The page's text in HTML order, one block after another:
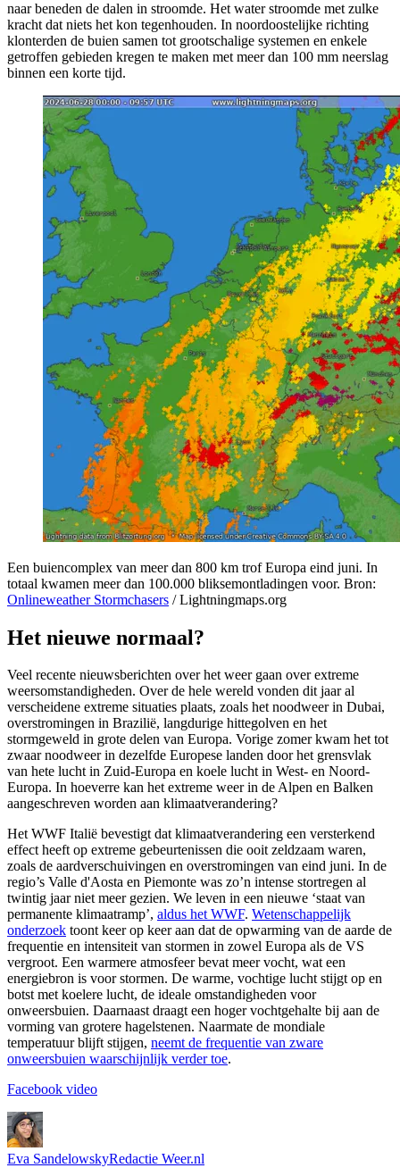
naar beneden de dalen in stroomde. Het water stroomde met zulke
kracht dat niets het kon tegenhouden. In noordoostelijke richting
klonterden de buien samen tot grootschalige systemen en enkele
getroffen gebieden kregen te maken met meer dan 100 mm neerslag
binnen een korte tijd.
Een buiencomplex van meer dan 800 km trof Europa eind juni. In
totaal kwamen meer dan 100.000 bliksemontladingen voor. Bron:
Onlineweather Stormchasers / Lightningmaps.org
Het nieuwe normaal?
Veel recente nieuwsberichten over het weer gaan over extreme
weersomstandigheden. Over de hele wereld vonden dit jaar al
verscheidene extreme situaties plaats, zoals hetnoodweer in Dubai,
overstromingen in Brazilië, langdurige hittegolven en het
stormgeweld in grote delen van Europa. Vorige zomerkwam het tot
zwaar noodweer in dezelfde Europese landen door het grensvlak
van hete lucht in Zuid-Europa en koele lucht in West- en Noord-
Europa. In hoeverre kan het extreme weer in de Alpen en Balken
aangeschreven worden aan klimaatverandering?
Het WWF Italië bevestigt dat klimaatverandering een versterkend
effect heeft op extreme gebeurtenissen die ooit zeldzaam waren,
zoals de aardverschuivingen en overstromingen van eind juni. In de
regio’s Valle d'Aosta en Piemonte was zo’n intense stortregen al
twintig jaar niet meer gezien. We leven in een nieuwe ‘staat van
permanente klimaatramp’, aldus het WWF. Wetenschappelijk
onderzoek toont keer op keer aan dat de opwarming van de aarde de
frequentie en intensiteit van stormen in zowel Europa als de VS
vergroot. Een warmere atmosfeer bevat meer vocht, wat een
energiebron is voor stormen. De warme, vochtige lucht stijgt op en
botst met koelere lucht, de ideale omstandigheden voor
onweersbuien. Daarnaast draagt een hoger vochtgehalte bij aan de
vorming van grotere hagelstenen. Naarmate de mondiale
temperatuur blijft stijgen, neemt de frequentie van zware
onweersbuien waarschijnlijk verder toe.
Facebook video
Eva SandelowskyRedactie Weer.nl